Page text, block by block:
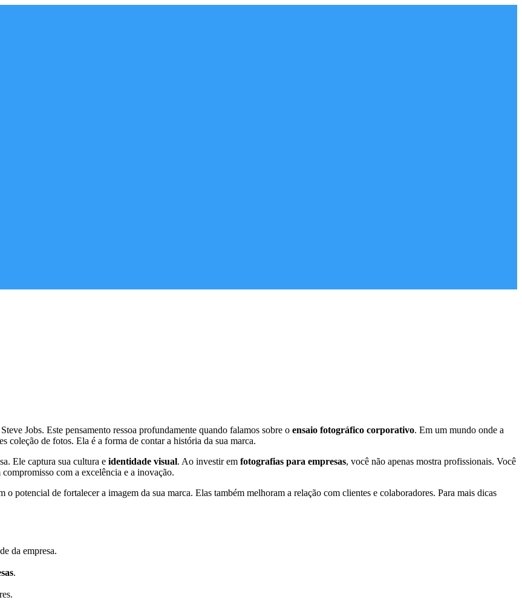
Jobs. Este pensamento ressoa profundamente quando falamos sobre o ensaio fotográfico corporativo. Em um mundo onde a
coleção de fotos. Ela é a forma de contar a história da sua marca.
Ele captura sua cultura e identidade visual. Ao investir em fotografias para empresas, você não apenas mostra profissionais. Você
com a excelência e a inovação.
potencial de fortalecer a imagem da sua marca. Elas também melhoram a relação com clientes e colaboradores. Para mais dicas
da empresa.
.